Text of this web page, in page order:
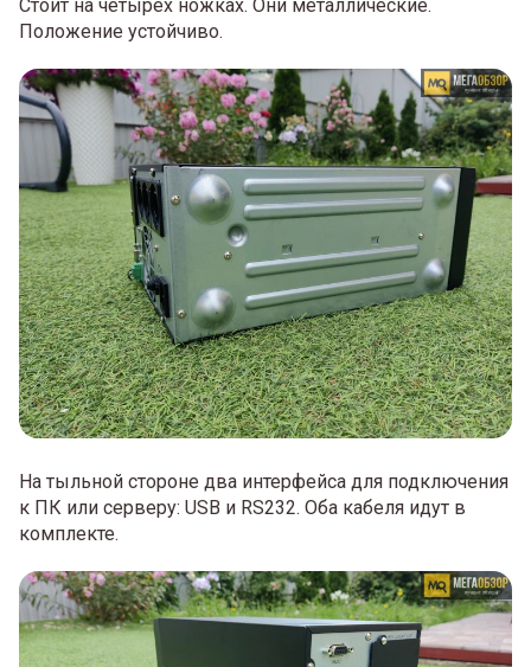
Стоит на четырех ножках. Они металлические.
Положение устойчиво.
На тыльной стороне два интерфейса для подключения
к ПК или серверу: USB и RS232. Оба кабеля идут в
комплекте.